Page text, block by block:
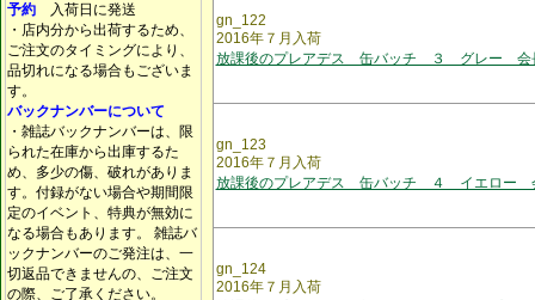
予約 入荷日に発送
・店内分から出荷するため、
ご注文のタイミングにより、
品切れになる場合もございま
す。
バックナンバーについて
・雑誌バックナンバーは、限
られた在庫から出庫するた
め、多少の傷、破れがありま
す。付録がない場合や期間限
定のイベント、特典が無効に
なる場合もあります。 雑誌バ
ックナンバーのご発注は、一
切返品できませんの、ご注文
の際、ご了承ください。
gn_122
2016年７月入荷
放課後のプレアデス 缶バッチ ３ グレー 会
gn_123
2016年７月入荷
放課後のプレアデス 缶バッチ ４ イエロー
gn_124
2016年７月入荷